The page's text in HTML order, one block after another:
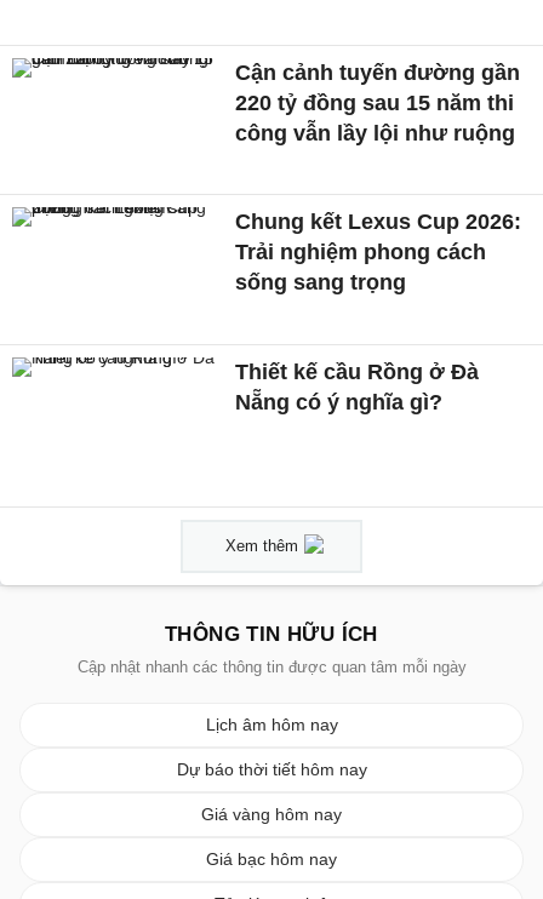
Cận cảnh tuyến đường gần
220 tỷ đồng sau 15 năm thi
công vẫn lầy lội như ruộng
Chung kết Lexus Cup 2026:
Trải nghiệm phong cách
sống sang trọng
Thiết kế cầu Rồng ở Đà
Nẵng có ý nghĩa gì?
Xem thêm
THÔNG TIN HỮU ÍCH
Cập nhật nhanh các thông tin được quan tâm mỗi ngày
Lịch âm hôm nay
Dự báo thời tiết hôm nay
Giá vàng hôm nay
Giá bạc hôm nay